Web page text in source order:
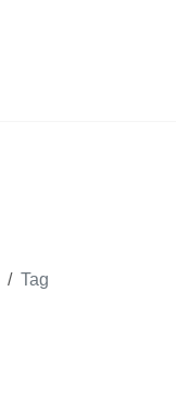
/ Tag